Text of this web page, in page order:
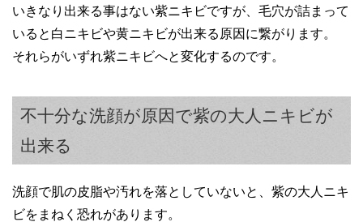
いきなり出来る事はない紫ニキビですが、毛穴が詰まって
いると白ニキビや黄ニキビが出来る原因に繋がります。
それらがいずれ紫ニキビへと変化するのです。
不十分な洗顔が原因で紫の大人ニキビが
出来る
洗顔で肌の皮脂や汚れを落としていないと、紫の大人ニキ
ビをまねく恐れがあります。